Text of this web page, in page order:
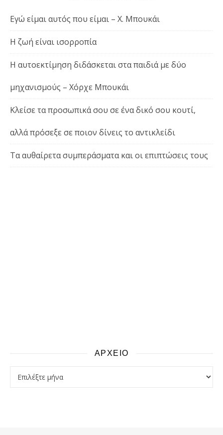
Εγώ είμαι αυτός που είμαι – Χ. Μπουκάι
Η ζωή είναι ισορροπία
Η αυτοεκτίμηση διδάσκεται στα παιδιά με δύο
μηχανισμούς – Χόρχε Μπουκάι
Κλείσε τα προσωπικά σου σε ένα δικό σου κουτί,
αλλά πρόσεξε σε ποιον δίνεις το αντικλείδι
Τα αυθαίρετα συμπεράσματα και οι επιπτώσεις τους
ΑΡΧΕΙΟ